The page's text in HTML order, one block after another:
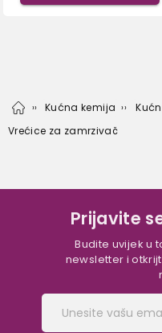
Kućna kemija
Vrećice za zamrzivač
Prijavite
Budite uvijek u
newsletter i